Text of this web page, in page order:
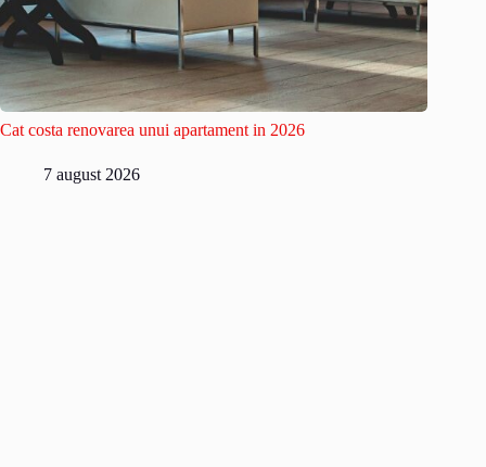
Cat costa renovarea unui apartament in 2026
7 august 2026